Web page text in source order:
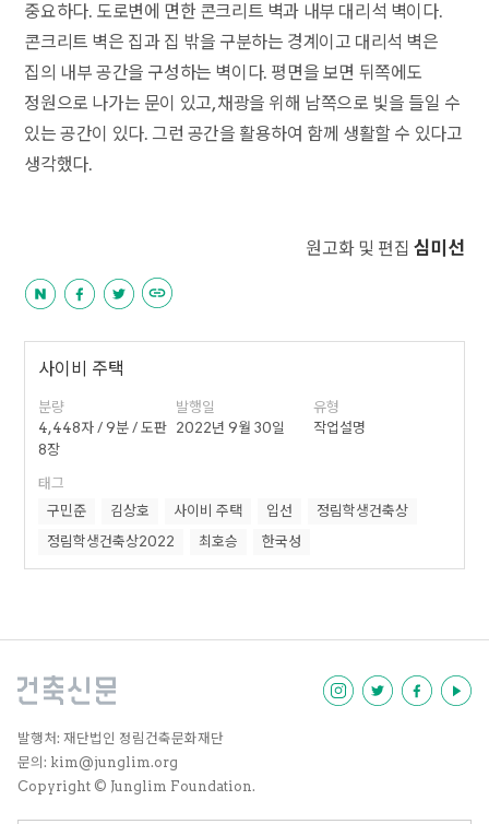
중요하다. 도로변에 면한 콘크리트 벽과 내부 대리석 벽이다.
콘크리트 벽은 집과 집 밖을 구분하는 경계이고 대리석 벽은
집의 내부 공간을 구성하는 벽이다. 평면을 보면 뒤쪽에도
정원으로 나가는 문이 있고, 채광을 위해 남쪽으로 빛을 들일 수
있는 공간이 있다. 그런 공간을 활용하여 함께 생활할 수 있다고
생각했다.
원고화 및 편집 심미선
사이비 주택
분량
4,448자 / 9분 / 도판
8장
발행일
2022년 9월 30일
유형
작업설명
태그
구민준
김상호 사이비 주택 입선
정림학생건축상
정림학생건축상2022
최호승 한국성
발행처: 재단법인 정림건축문화재단
문의: kim@junglim.org
Copyright © Junglim Foundation.